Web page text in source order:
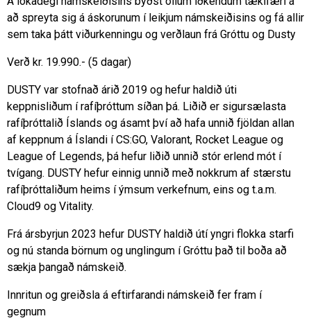
að spreyta sig á áskorunum í leikjum námskeiðisins og fá allir
sem taka þátt viðurkenningu og verðlaun frá Gróttu og Dusty
Verð kr. 19.990.- (5 dagar)
DUSTY var stofnað árið 2019 og hefur haldið úti
keppnisliðum í rafíþróttum síðan þá. Liðið er sigursælasta
rafíþróttalið Íslands og ásamt því að hafa unnið fjöldan allan
af keppnum á Íslandi í CS:GO, Valorant, Rocket League og
League of Legends, þá hefur liðið unnið stór erlend mót í
tvígang. DUSTY hefur einnig unnið með nokkrum af stærstu
rafíþróttaliðum heims í ýmsum verkefnum, eins og t.a.m.
Cloud9 og Vitality.
Frá ársbyrjun 2023 hefur DUSTY haldið útí yngri flokka starfi
og nú standa börnum og unglingum í Gróttu það til boða að
sækja þangað námskeið.
Innritun og greiðsla á eftirfarandi námskeið fer fram í
gegnum